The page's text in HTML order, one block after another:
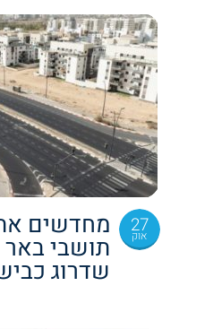
27
אוק מחדשים
תושבי
שדרוג כביש 25 יוצא